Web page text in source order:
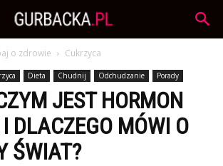
o zdrowie Cukrzyca
Dieta Chudnij Odchudzanie Porady
JEST HORMON
DLACZEGO MÓWI O
ŚWIAT?